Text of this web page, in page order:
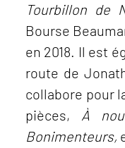
Tourbillon de
Bourse
en 2018. Il est
route de
collabore pour
pièces, À
Bonimenteurs,